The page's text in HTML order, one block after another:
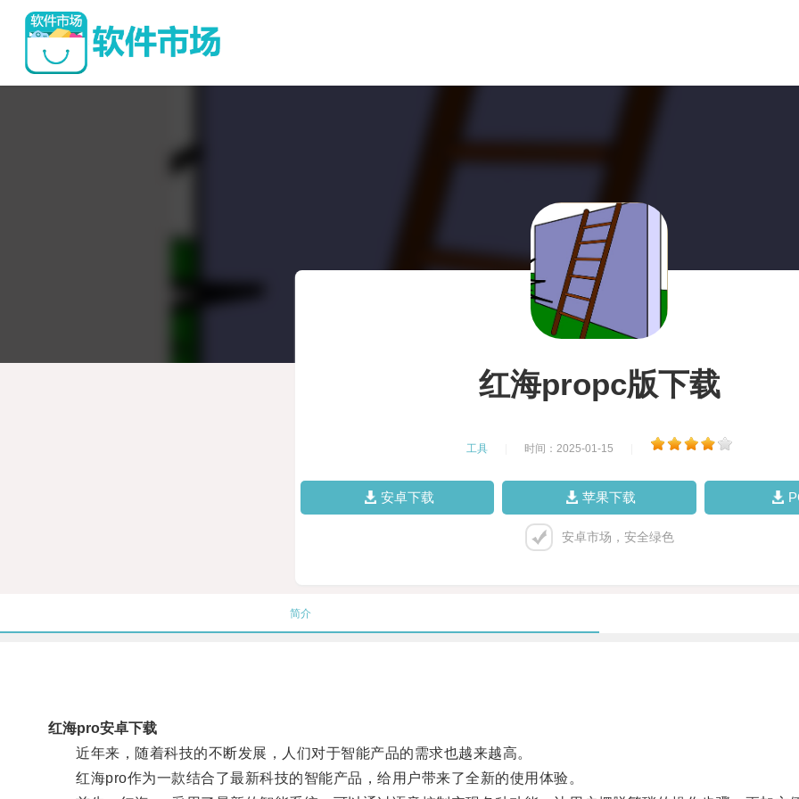
红海propc版下载
工具 时间：2025-01-15
安卓下载 苹果下载
安卓市场，安全绿色
简介
红海pro安卓下载
近年来，随着科技的不断发展，人们对于智能产品的需求也越来越高。
红海pro作为一款结合了最新科技的智能产品，给用户带来了全新的使用体验。